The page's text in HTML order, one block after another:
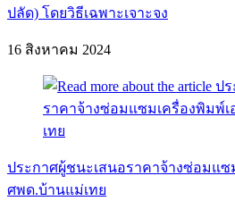
ปลัด) โดยวิธีเฉพาะเจาะจง
16 สิงหาคม 2024
ประกาศผู้ชนะเสนอราคาจ้างซ่อมแซ
ศพด.บ้านแม่เทย